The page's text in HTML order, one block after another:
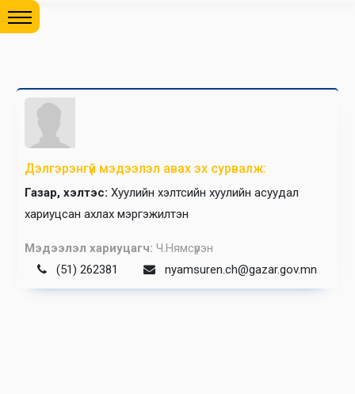
Дэлгэрэнгүй мэдээлэл авах эх сурвалж:
Газар, хэлтэс: Хуулийн хэлтсийн хуулийн асуудал
хариуцсан ахлах мэргэжилтэн
Мэдээлэл хариуцагч: Ч.Нямсүрэн
(51) 262381
nyamsuren.ch@gazar.gov.mn